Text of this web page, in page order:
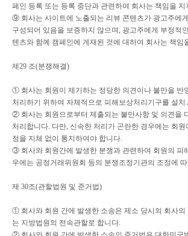
페인 등록 또는 등록 중단과 관련하여 회사는 책임을 지
⑨ 회사는 사이트에 노출되는 리뷰 콘텐츠가 광고주에
구성되어 있음을 보증하지 않으며, 광고주에게 부정적
텐츠와 함께 캠페인에 게재된 것에 대하여 회사는 책임
제 29 조(분쟁해결)
① 회사는 회원이 제기하는 정당한 의견이나 불만을 반
처리하기 위하여 자체적으로 피해보상처리기구를 설치 ․
② 회사는 회원으로부터 제출되는 불만사항 및 의견을
처리합니다. 다만, 신속한 처리가 곤란한 경우에는 회원
정을 지체 없이 통지하여야 합니다.
③ 회사와 회원간에 발생한 분쟁과 관련하여 회원의 피
우에는 공정거래위원회 등의 분쟁조정기관의 조정에
제 30조(관할법원 및 준거법)
① 회사와 회원 간에 발생한 소송은 제소 당시의 회사
는 지방법원의 전속관할로 합니다.